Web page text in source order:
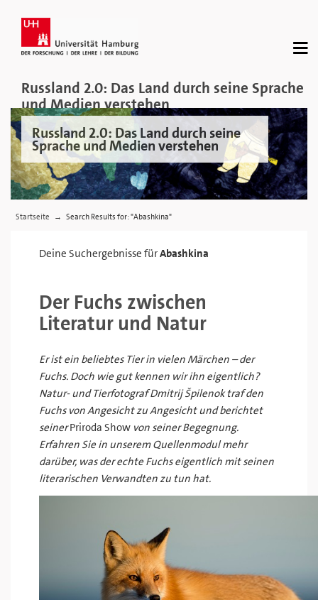
Russland 2.0: Das Land durch seine Sprache
und Medien verstehen
Russland 2.0: Das Land durch seine
Sprache und Medien verstehen
Startseite → Search Results for: "Abashkina"
Deine Suchergebnisse fürAbashkina
Der Fuchs zwischen
Literatur und Natur
Er ist ein beliebtes Tier in vielen Märchen – der
Fuchs. Doch wie gut kennen wir ihn eigentlich?
Natur- und Tierfotograf Dmitrij Špilenok traf den
Fuchs von Angesicht zu Angesicht und berichtet
seinerPriroda Show von seiner Begegnung.
Erfahren Sie in unserem Quellenmodul mehr
darüber, was der echte Fuchs eigentlich mit seinen
literarischen Verwandten zu tun hat.